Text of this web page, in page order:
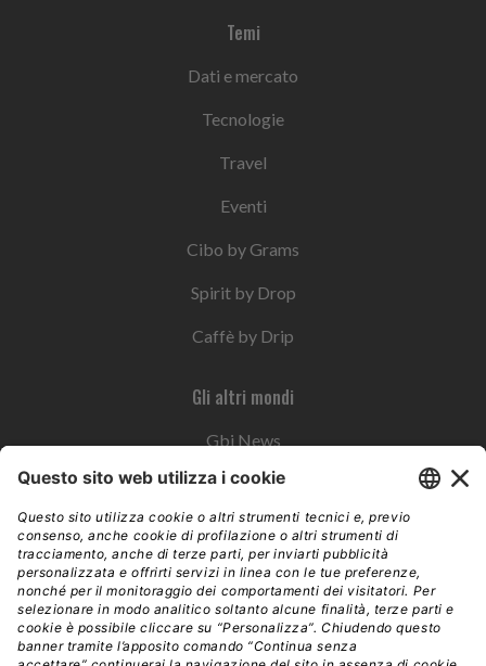
Temi
Dati e mercato
Tecnologie
Travel
Eventi
Cibo by Grams
Spirit by Drop
Caffè by Drip
Gli altri mondi
Gbi News
Instoremag
Esplora il gruppo
Edra Edizioni
Edizioni LSWR